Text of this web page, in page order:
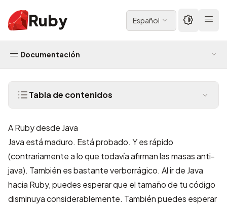
Ruby Español
Documentación
Tabla de contenidos
A Ruby desde Java
Java está maduro. Está probado. Y es rápido
(contrariamente a lo que todavía afirman las masas anti-
java). También es bastante verborrágico. Al ir de Java
hacia Ruby, puedes esperar que el tamaño de tu código
disminuya considerablemente. También puedes esperar